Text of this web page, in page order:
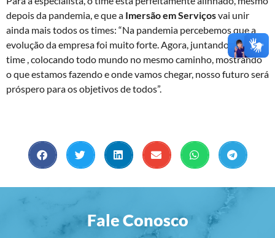
depois da pandemia, e que a Imersão em Serviçosvai unir
ainda mais todos os times: “Na pandemia percebemos que a
evolução da empresa foi muito forte. Agora, juntando este
time , colocando todo mundo no mesmo caminho, mostrando
o que estamos fazendo e onde vamos chegar, nosso futuro será
próspero para os objetivos de todos”.
Fale Conosco